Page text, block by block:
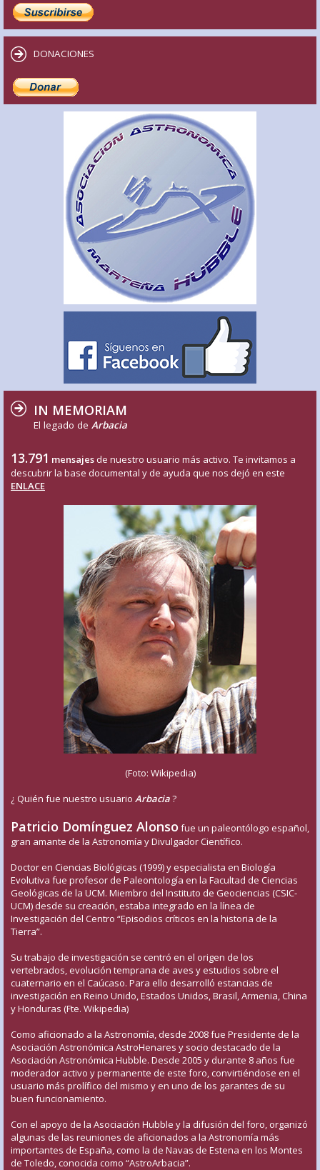
DONACIONES
IN MEMORIAM
El legado de Arbacia
13.791 mensajes de nuestro usuario más activo. Te invitamos a
descubrir la base documental y de ayuda que nos dejó en este
ENLACE
(Foto: Wikipedia)
¿ Quién fue nuestro usuario Arbacia?
Patricio Domínguez Alonso fue un paleontólogo español,
gran amante de la Astronomía y Divulgador Científico.
Doctor en Ciencias Biológicas (1999) y especialista en Biología
Evolutiva fue profesor de Paleontología en la Facultad de Ciencias
Geológicas de la UCM. Miembro del Instituto de Geociencias (CSIC-
UCM) desde su creación, estaba integrado en la línea de
Investigación del Centro “Episodios críticos en la historia de la
Tierra”.
Su trabajo de investigación se centró en el origen de los
vertebrados, evolución temprana de aves y estudios sobre el
cuaternario en el Caúcaso. Para ello desarrolló estancias de
investigación en Reino Unido, Estados Unidos, Brasil, Armenia, China
y Honduras (Fte. Wikipedia)
Como aficionado a la Astronomía, desde 2008 fue Presidente de la
Asociación Astronómica AstroHenares y socio destacado de la
Asociación Astronómica Hubble. Desde 2005 y durante 8 años fue
moderador activo y permanente de este foro, convirtiéndose en el
usuario más prolífico del mismo y en uno de los garantes de su
buen funcionamiento.
Con el apoyo de la Asociación Hubble y la difusión del foro, organizó
algunas de las reuniones de aficionados a la Astronomía más
importantes de España, como la de Navas de Estena en los Montes
de Toledo, conocida como “AstroArbacia”.